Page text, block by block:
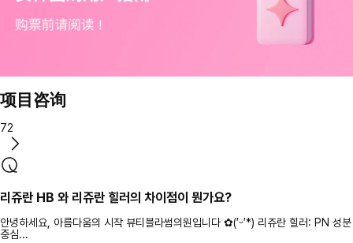
项目咨询
72
리쥬란 HB 와 리쥬란 힐러의 차이점이 뭔가요?
안녕하세요, 아름다움의 시작 뷰티블라썸의원입니다 ✿(′ᵕ′*) 리쥬란 힐러: PN 성분
중심...